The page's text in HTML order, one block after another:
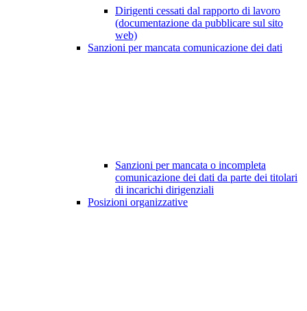
Dirigenti cessati dal rapporto di lavoro
(documentazione da pubblicare sul sito
web)
Sanzioni per mancata comunicazione dei dati
Sanzioni per mancata o incompleta
comunicazione dei dati da parte dei titolari
di incarichi dirigenziali
Posizioni organizzative